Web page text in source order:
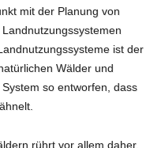
mit der Planung von
ist der
Wälder und
so entworfen, dass
rührt vor allem daher,